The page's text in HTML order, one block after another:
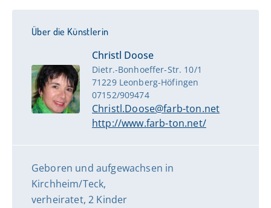
Über die Künstlerin
Christl Doose
Dietr.-Bonhoeffer-Str. 10/1
71229 Leonberg-Höfingen
07152/909474
Christl.Doose@farb-ton.net
http://www.farb-ton.net/
Geboren und aufgewachsen in
Kirchheim/Teck,
verheiratet, 2 Kinder